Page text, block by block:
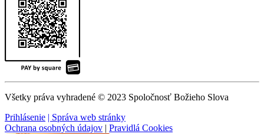
Všetky práva vyhradené © 2023 Spoločnosť Božieho Slova
Prihlásenie | Správa web stránky
Ochrana osobných údajov | Pravidlá Cookies